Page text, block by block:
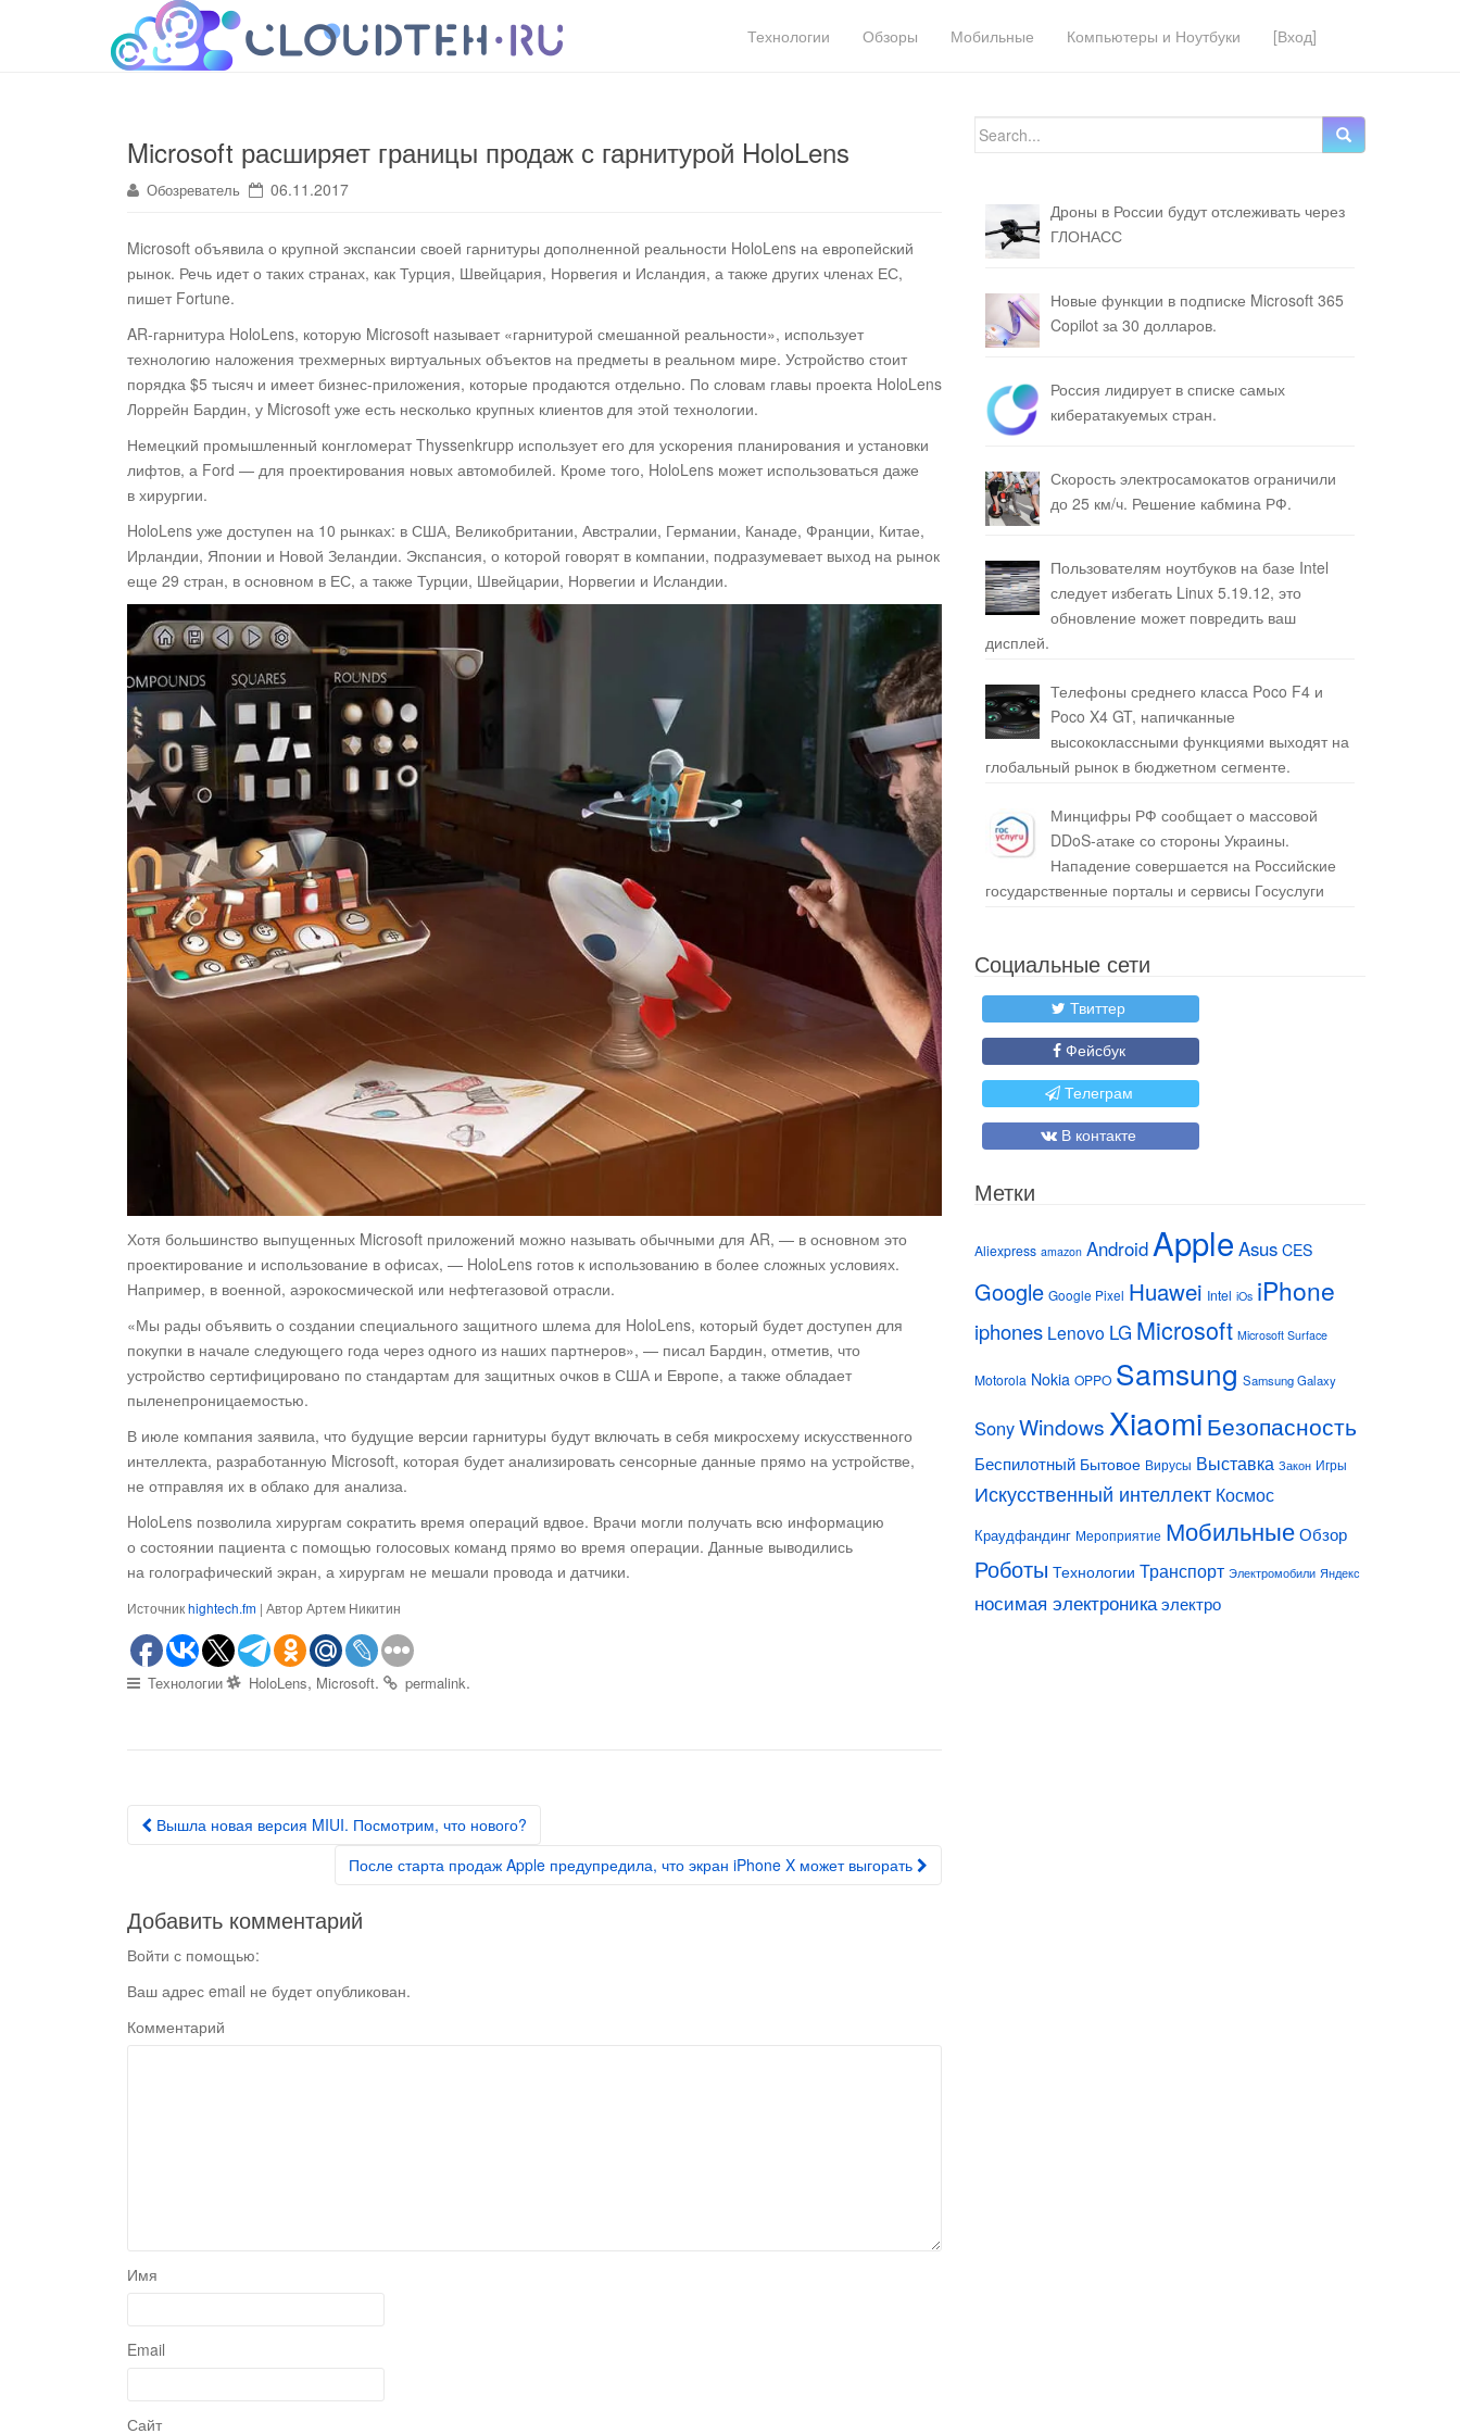
Облако технологий
cloudteh.ru
Технологии
Обзоры Мобильные Компьютеры и Ноутбуки [Вход]
Microsoft расширяет границы продаж с гарнитурой HoloLens
Обозреватель 06.11.2017
Microsoft объявила о крупной экспансии своей гарнитуры дополненной реальности HoloLens на европейский
рынок. Речь идет о таких странах, как Турция, Швейцария, Норвегия и Исландия, а также других членах ЕС,
пишет Fortune.
AR-гарнитура HoloLens, которую Microsoft называет «гарнитурой смешанной реальности», использует
технологию наложения трехмерных виртуальных объектов на предметы в реальном мире. Устройство стоит
порядка $5 тысяч и имеет бизнес-приложения, которые продаются отдельно. По словам главы проекта HoloLens
Лоррейн Бардин, у Microsoft уже есть несколько крупных клиентов для этой технологии.
Немецкий промышленный конгломерат Thyssenkrupp использует его для ускорения планирования и установки
лифтов, а Ford — для проектирования новых автомобилей. Кроме того, HoloLens может использоваться даже
в хирургии.
HoloLens уже доступен на 10 рынках: в США, Великобритании, Австралии, Германии, Канаде, Франции, Китае,
Ирландии, Японии и Новой Зеландии. Экспансия, о которой говорят в компании, подразумевает выход на рынок
еще 29 стран, в основном в ЕС, а также Турции, Швейцарии, Норвегии и Исландии.
Хотя большинство выпущенных Microsoft приложений можно называть обычными для AR, — в основном это
проектирование и использование в офисах, — HoloLens готов к использованию в более сложных условиях.
Например, в военной, аэрокосмической или нефтегазовой отрасли.
«Мы рады объявить о создании специального защитного шлема для HoloLens, который будет доступен для
покупки в начале следующего года через одного из наших партнеров», — писал Бардин, отметив, что
устройство сертифицировано по стандартам для защитных очков в США и Европе, а также обладает
пыленепроницаемостью.
В июле компания заявила, что будущие версии гарнитуры будут включать в себя микросхему искусственного
интеллекта, разработанную Microsoft, которая будет анализировать сенсорные данные прямо на устройстве,
не отправляя их в облако для анализа.
HoloLens позволила хирургам сократить время операций вдвое. Врачи могли получать всю информацию
о состоянии пациента с помощью голосовых команд прямо во время операции. Данные выводились
на голографический экран, а хирургам не мешали провода и датчики.
Источникhightech.fm | Автор Артем Никитин
Технологии HoloLens, Microsoft. permalink.
Post navigation
Вышла новая версия MIUI. Посмотрим, что нового?
После старта продаж Apple предупредила, что экран iPhone X может выгорать
Добавить комментарий
Войти с помощью:
Ваш адрес email не будет опубликован.
Комментарий
Имя
Email
Сайт
Search for:
Дроны в России будут отслеживать через
ГЛОНАСС
Новые функции в подписке Microsoft 365
Copilot за 30 долларов.
Россия лидирует в списке самых
кибератакуемых стран.
Скорость электросамокатов ограничили
до 25 км/ч. Решение кабмина РФ.
Пользователям ноутбуков на базе Intel
следует избегать Linux 5.19.12, это
обновление может повредить ваш
дисплей.
Телефоны среднего класса Poco F4 и
Poco X4 GT, напичканные
высококлассными функциями выходят на
глобальный рынок в бюджетном сегменте.
Минцифры РФ сообщает о массовой
DDoS-атаке со стороны Украины.
Нападение совершается на Российские
государственные порталы и сервисы Госуслуги
Социальные сети
Твиттер
Фейсбук
Телеграм
В контакте
Метки
Aliexpress amazon Android Apple Asus CES
Google Google Pixel Huawei Intel iOs iPhone
iphones Lenovo LG Microsoft Microsoft Surface
Motorola Nokia OPPO Samsung Samsung Galaxy
SonyWindowsXiaomi Безопасность
Беспилотный Бытовое Вирусы Выставка Закон Игры
Искусственный интеллект Космос
Краудфандинг Мероприятие МобильныеОбзор
Роботы Технологии Транспорт Электромобили Яндекс
носимая электроникаэлектро